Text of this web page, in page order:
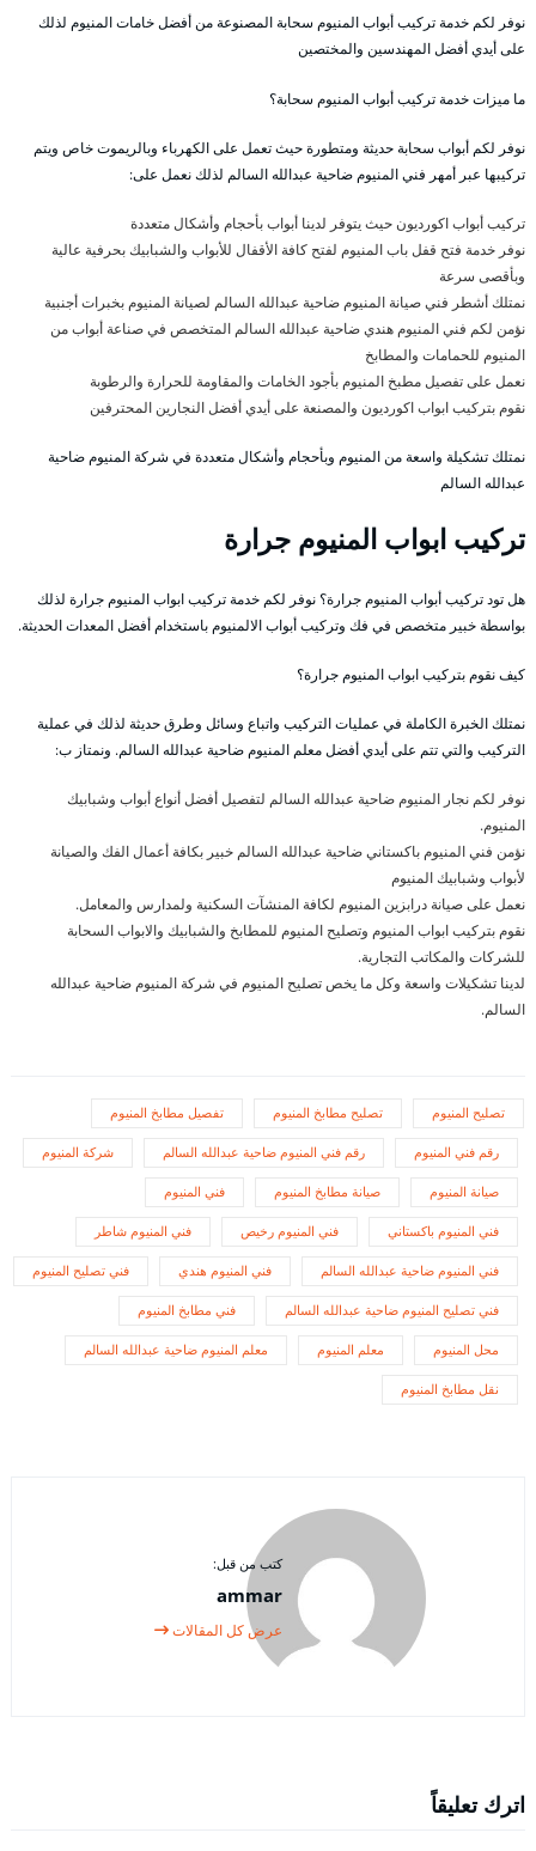
نوفر لكم خدمة تركيب أبواب المنيوم سحابة المصنوعة من أفضل خامات المنيوم لذلك
على أيدي أفضل المهندسين والمختصين
ما ميزات خدمة تركيب أبواب المنيوم سحابة؟
نوفر لكم أبواب سحابة حديثة ومتطورة حيث تعمل على الكهرباء وبالريموت خاص ويتم
تركيبها عبر أمهر فني المنيوم ضاحية عبدالله السالم لذلك نعمل على:
تركيب أبواب اكورديون حيث يتوفر لدينا أبواب بأحجام وأشكال متعددة
نوفر خدمة فتح قفل باب المنيوم لفتح كافة الأقفال للأبواب والشبابيك بحرفية عالية
وبأقصى سرعة
نمتلك أشطر فني صيانة المنيوم ضاحية عبدالله السالم لصيانة المنيوم بخبرات أجنبية
نؤمن لكم فني المنيوم هندي ضاحية عبدالله السالم المتخصص في صناعة أبواب من
المنيوم للحمامات والمطابخ
نعمل على تفصيل مطبخ المنيوم بأجود الخامات والمقاومة للحرارة والرطوبة
نقوم بتركيب ابواب اكورديون والمصنعة على أيدي أفضل النجارين المحترفين
نمتلك تشكيلة واسعة من المنيوم وبأحجام وأشكال متعددة في شركة المنيوم ضاحية
عبدالله السالم
تركيب ابواب المنيوم جرارة
هل تود تركيب أبواب المنيوم جرارة؟ نوفر لكم خدمة تركيب ابواب المنيوم جرارة لذلك
بواسطة خبير متخصص في فك وتركيب أبواب الالمنيوم باستخدام أفضل المعدات الحديثة.
كيف نقوم بتركيب ابواب المنيوم جرارة؟
نمتلك الخبرة الكاملة في عمليات التركيب واتباع وسائل وطرق حديثة لذلك في عملية
التركيب والتي تتم على أيدي أفضل معلم المنيوم ضاحية عبدالله السالم. ونمتاز ب:
نوفر لكم نجار المنيوم ضاحية عبدالله السالم لتفصيل أفضل أنواع أبواب وشبابيك
المنيوم.
نؤمن فني المنيوم باكستاني ضاحية عبدالله السالم خبير بكافة أعمال الفك والصيانة
لأبواب وشبابيك المنيوم
نعمل على صيانة درابزين المنيوم لكافة المنشآت السكنية ولمدارس والمعامل.
نقوم بتركيب ابواب المنيوم وتصليح المنيوم للمطابخ والشبابيك والابواب السحابة
للشركات والمكاتب التجارية.
لدينا تشكيلات واسعة وكل ما يخص تصليح المنيوم في شركة المنيوم ضاحية عبدالله
السالم.
تصليح المنيوم تصليح مطابخ المنيوم تفصيل مطابخ المنيوم
رقم فني المنيوم رقم فني المنيوم ضاحية عبدالله السالم شركة المنيوم
صيانة المنيوم صيانة مطابخ المنيوم فني المنيوم
فني المنيوم باكستاني فني المنيوم رخيص فني المنيوم شاطر
فني المنيوم ضاحية عبدالله السالم فني المنيوم هندي فني تصليح المنيوم
فني تصليح المنيوم ضاحية عبدالله السالم فني مطابخ المنيوم
محل المنيوم معلم المنيوم معلم المنيوم ضاحية عبدالله السالم
نقل مطابخ المنيوم
كتب من قبل:
ammar
عرض كل المقالات
اترك تعليقاً